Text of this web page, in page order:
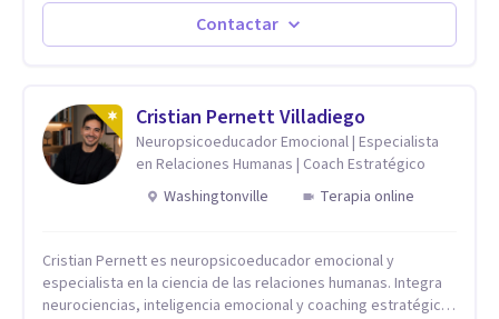
combinación de psicología positiva, enfoque humanista,
herramientas contemporáneas de bienestar mental y
eres. Mi misión es ayudarte a ordenar tu mundo interior, sanar
lo que aún pesa, fortalecer tu autoestima, transformar la
relación contigo misma y con quienes amas, y enseñarte
herramientas prácticas para navegar la vida familiar con amor,
límites sanos, serenidad y propósito. Trabajo desde una
terapéuticos transformadores, cálidos y profundamente
humanos. Te acompaño a encontrar claridad, paz y propósito
en cada etapa de tu vida.
Contactar
Cristian Pernett Villadiego
Neuropsicoeducador Emocional | Especialista
en Relaciones Humanas | Coach Estratégico
Washingtonville
Terapia online
Cristian Pernett es neuropsicoeducador emocional y
especialista en la ciencia de las relaciones humanas. Integra
neurociencias, inteligencia emocional y coaching estratégico